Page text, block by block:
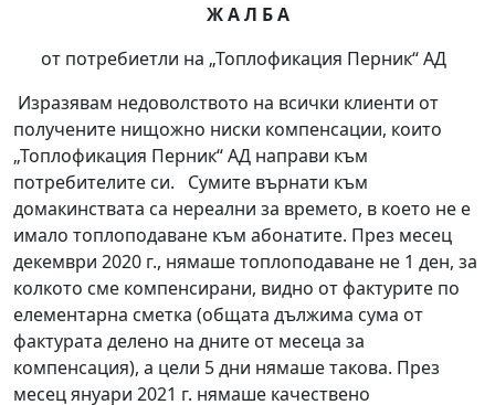
Ж А Л Б А
от потребиетли на „Топлофикация Перник“ АД
Изразявам недоволството на всички клиенти от
получените нищожно ниски компенсации, които
„Топлофикация Перник“ АД направи към
потребителите си. Сумите върнати към
домакинствата са нереални за времето, в което не е
имало топлоподаване към абонатите. През месец
декември 2020 г., нямаше топлоподаване не 1 ден, за
колкото сме компенсирани, видно от фактурите по
елементарна сметка (общата дължима сума от
фактурата делено на дните от месеца за
компенсация), а цели 5 дни нямаше такова. През
месец януари 2021 г. нямаше качествено